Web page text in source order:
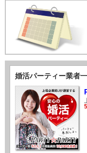
婚活パーティー業者